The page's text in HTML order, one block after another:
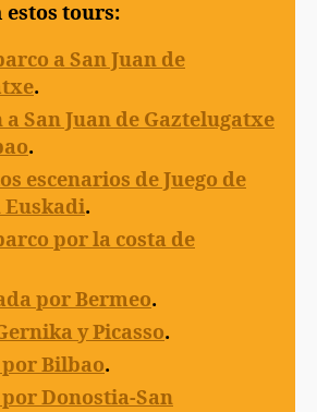
estos tours:
a San Juan de
.
San Juan de Gaztelugatxe
.
escenarios de Juego de
Euskadi.
por la costa de
por Bermeo.
y Picasso.
Bilbao.
Donostia-San